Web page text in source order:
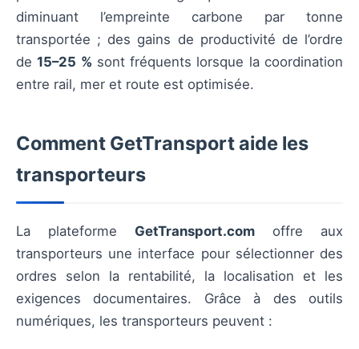
diminuant l’empreinte carbone par tonne
transportée ; des gains de productivité de l’ordre
de15–25 % sont fréquents lorsque la coordination
entre rail, mer et route est optimisée.
Comment GetTransport aide les
transporteurs
La plateforme GetTransport.com offre aux
transporteurs une interface pour sélectionner des
ordres selon la rentabilité, la localisation et les
exigences documentaires. Grâce à des outils
numériques, les transporteurs peuvent :